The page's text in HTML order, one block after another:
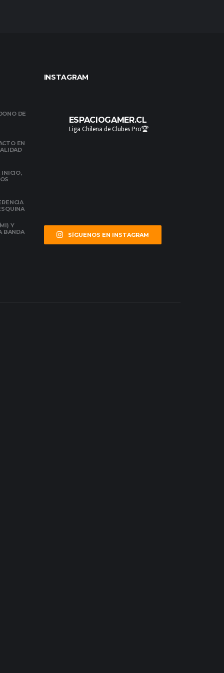
DE
EN
INICIO,
Y
BANDA
INSTAGRAM
ESPACIOGAMER.CL
Liga Chilena de Clubes Pro🏆
SÍGUENOS EN INSTAGRAM